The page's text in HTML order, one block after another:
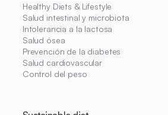
Healthy Diets & Lifestyle
Salud intestinal y microbiota
Intolerancia a la lactosa
Salud ósea
Prevención de la diabetes
Salud cardiovascular
Control del peso